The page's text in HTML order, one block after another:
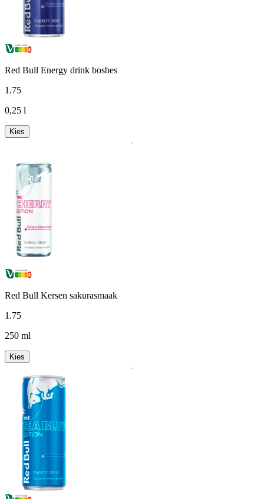
Red Bull Energy drink bosbes
1 .75
0,25 l
Kies
Red Bull Kersen sakurasmaak
1 .75
250 ml
Kies